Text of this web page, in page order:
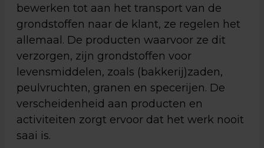
bewerken tot aan het transport van de
grondstoffen naar de klant, ze regelen het
allemaal. De producten waarvoor ze dit
verzorgen, zijn grondstoffen voor
levensmiddelen, zoals (bakkerij)zaden,
peulvruchten, granen en specerijen. De
verscheidenheid aan producten en
activiteiten zorgt ervoor dat het werk nooit
saai is.